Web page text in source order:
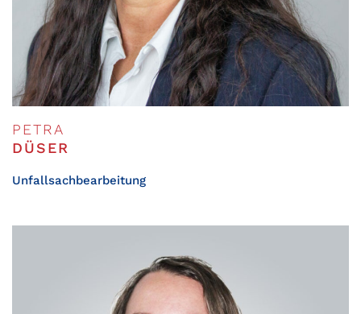
PETRA
DÜSER
Unfallsachbearbeitung